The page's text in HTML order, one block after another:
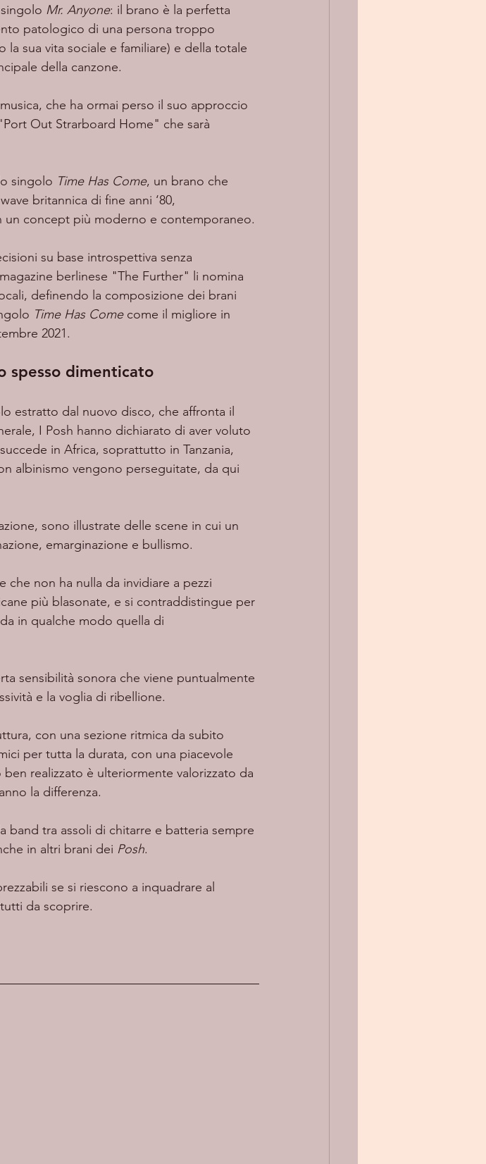
singolo
Mr. Anyone: il brano è la perfetta
patologico di una persona troppo
sua vita sociale e familiare) e della totale
della canzone.
Out Strarboard Home" che sarà
singolo
Time Has Come, un brano che
britannica di fine anni ‘80,
concept più moderno e contemporaneo.
berlinese "The Further" li nomina
definendo la composizione dei brani
Time Has Come come il migliore in
2021.
spesso dimenticato
I Posh hanno dichiarato di aver voluto
in Africa, soprattutto in Tanzania,
albinismo vengono perseguitate, da qui
emarginazione e bullismo.
non ha nulla da invidiare a pezzi
più blasonate, e si contraddistingue per
in qualche modo quella di
e la voglia di ribellione.
per tutta la durata, con una piacevole
realizzato è ulteriormente valorizzato da
la differenza.
in altri brani dei Posh.
da scoprire.